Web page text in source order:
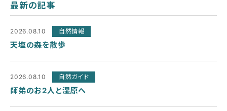
最新の記事
2026.08.10 自然情報
天塩の森を散歩
2026.08.10 自然ガイド
師弟のお2人と湿原へ